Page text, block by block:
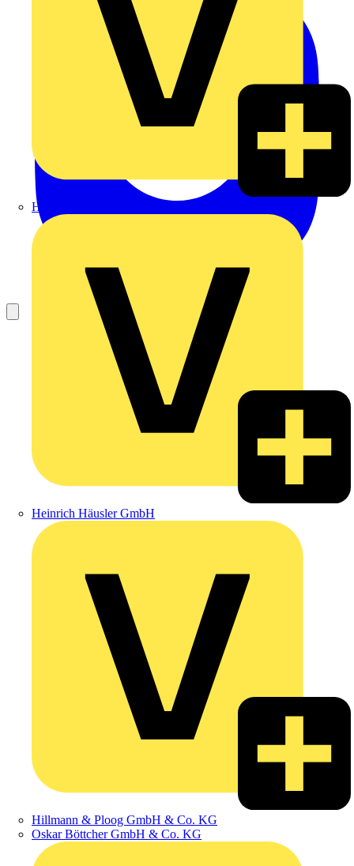
Hardy Schmitz
Heinrich Häusler GmbH
Hillmann & Ploog GmbH & Co. KG
Oskar Böttcher GmbH & Co. KG